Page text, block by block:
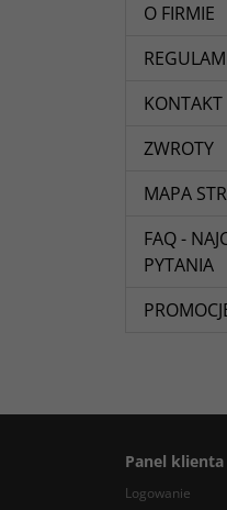
O FIRMIE
KONTAKT
ZWROTY
MAPA
FAQ -
PYTANIA
Panel klienta
Logowanie